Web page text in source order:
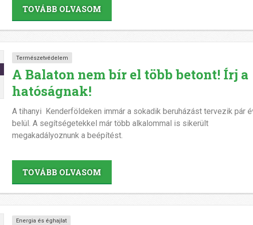
TOVÁBB OLVASOM
Természetvédelem
A Balaton nem bír el több betont! Írj a
hatóságnak!
A tihanyi Kenderföldeken immár a sokadik beruházást tervezik pár
belül. A segítségetekkel már több alkalommal is sikerült
megakadályoznunk a beépítést.
TOVÁBB OLVASOM
Energia és éghajlat